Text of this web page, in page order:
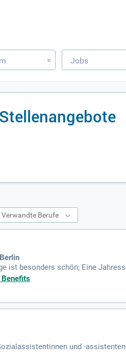
» Jobs
Verwandte Berufe
ist besonders schön; Eine
einer Supervision 1x im Monat
und -